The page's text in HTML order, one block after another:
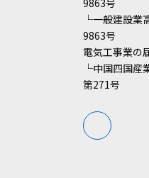
9863号
└一般建設業
9863号
電気工事業の
└中国四国産
第271号